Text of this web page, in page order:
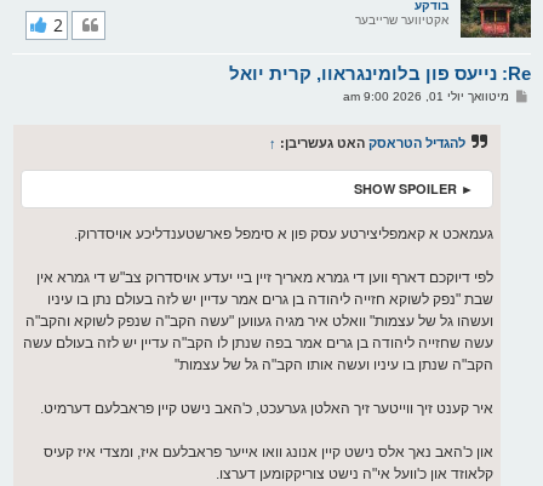
בודקע
אקטיווער שרייבער
Re: נייעס פון בלומינגראוו, קרית יואל
2
פמיטוואך יולי 01, 2026 9:00 am
להגדיל הטראסק האט געשריבן: ↑
► SHOW SPOILER
געמאכט א קאמפליצירטע עסק פון א סימפל פארשטענדליכע אויסדרוק.
לפי דיוקכם דארף ווען די גמרא מאריך זיין ביי יעדע אויסדרוק צב"ש די גמרא אין
שבת "נפק לשוקא חזייה ליהודה בן גרים אמר עדיין יש לזה בעולם נתן בו עיניו
ועשהו גל של עצמות" וואלט איר מגיה געווען "עשה הקב"ה שנפק לשוקא והקב"ה
עשה שחזייה ליהודה בן גרים אמר בפה שנתן לו הקב"ה עדיין יש לזה בעולם עשה
הקב"ה שנתן בו עיניו ועשה אותו הקב"ה גל של עצמות"
איר קענט זיך ווייטער זיך האלטן גערעכט, כ'האב נישט קיין פראבלעם דערמיט.
און כ'האב נאך אלס נישט קיין אנונג וואו אייער פראבלעם איז, ומצדי איז קעיס
קלאוזד און כ'וועל אי"ה נישט צוריקקומען דערצו.